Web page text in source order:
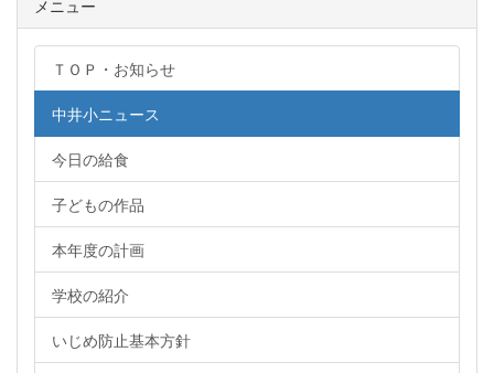
メニュー
ＴＯＰ・お知らせ
中井小ニュース
今日の給食
子どもの作品
本年度の計画
学校の紹介
いじめ防止基本方針